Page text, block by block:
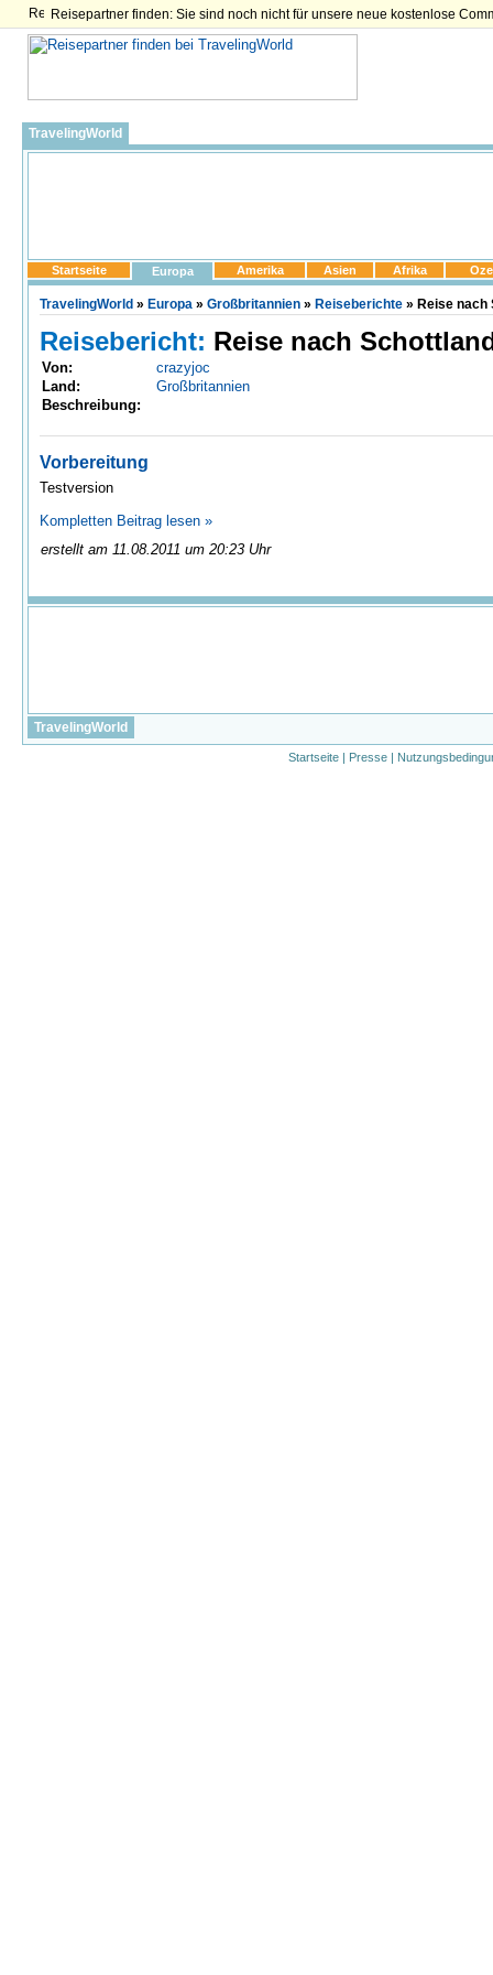
Reisepartner finden: Sie sind noch nicht für unsere neue kostenlose
TravelingWorld
Startseite Europa Amerika Asien Afrika
TravelingWorld » Europa » Großbritannien » Reiseberichte » Reise nach
Reisebericht: Reise nach
Von:
crazyjoc
Land:
Großbritannien
Beschreibung:
Vorbereitung
Testversion
Kompletten Beitrag lesen »
erstellt am 11.08.2011 um 20:23 Uhr
TravelingWorld
Startseite | Presse |